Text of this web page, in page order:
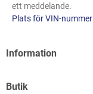
ett meddelande.
Plats för VIN-nummer
Information
Butik